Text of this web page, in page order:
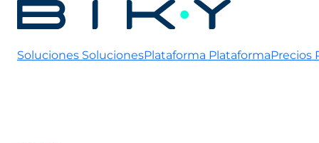
Soluciones SolucionesPlataforma PlataformaPrecios